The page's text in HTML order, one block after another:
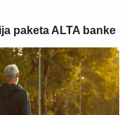
paketa ALTA banke